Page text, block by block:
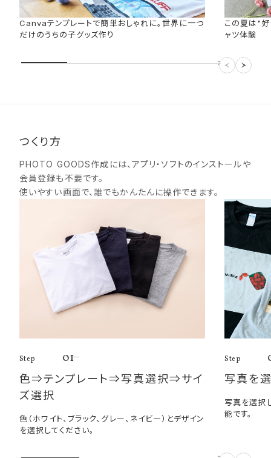
Canvaテンプレートで簡単おしゃれに。世界に一つ
だけのうちの子グッズ作り
この夏は"好
ャツ体験
つくり方
PHOTO GOODS作成には、アプリ・ソフトのインストールや
会員登録も不要です。
使いやすい画面で、誰でもかんたんに操作できます。
Step 01
色⇒テンプレート⇒写真選択⇒サイ
ズ選択
色（ホワイト、ブラック、グレー、ネイビー）とデザイン
を選択してください。
Step
写真を
写真を選択
能です。